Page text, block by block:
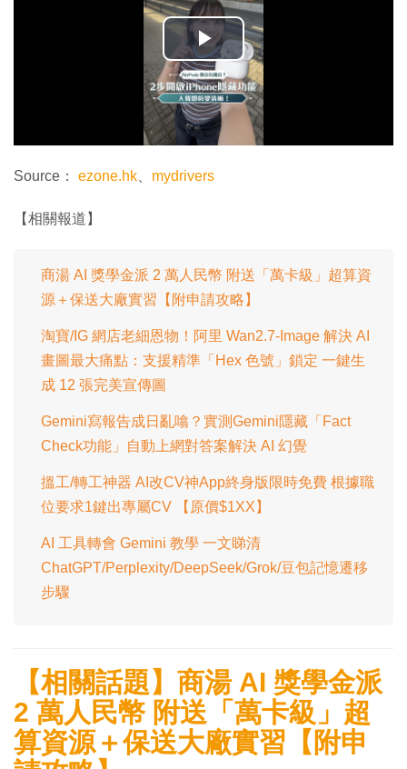
播
放
影
片
Source： ezone.hk mydrivers
【相關報道】
商湯 AI 獎學金派 2 萬人民幣 附送「萬卡級」超算資
源＋保送大廠實習【附申請攻略】
淘寶/IG 網店老細恩物！阿里 Wan2.7-Image 解決 AI
畫圖最大痛點：支援精準「Hex 色號」鎖定 一鍵生
成 12 張完美宣傳圖
Gemini寫報告成日亂噏？實測Gemini隱藏「Fact
Check功能」自動上網對答案解決 AI 幻覺
搵工/轉工神器 AI改CV神App終身版限時免費 根據職
位要求1鍵出專屬CV 【原價$1XX】
AI 工具轉會 Gemini 教學 一文睇清
ChatGPT/Perplexity/DeepSeek/Grok/豆包記憶遷移
步驟
【相關話題】商湯 AI 獎學金派
2 萬人民幣 附送「萬卡級」超
算資源＋保送大廠實習【附申